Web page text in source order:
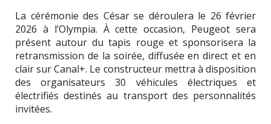
La cérémonie des César se déroulera le 26 février
2026 à l’Olympia. À cette occasion, Peugeot sera
présent autour du tapis rouge et sponsorisera la
retransmission de la soirée, diffusée en direct et en
clair surCanal+. Le constructeur mettra à disposition
des organisateurs 30 véhicules électriques et
électrifiés destinés au transport des personnalités
invitées.